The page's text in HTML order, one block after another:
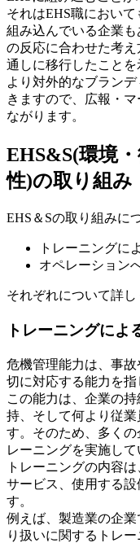
それはEHS職におい
組み込んでいる企業
の反応に合わせた考
通しに移行したこと
より対外的なブラン
きますので、広報・
ながります。
EHS&S(環境
性)の取り組み
EHS＆Sの取り組みに
トレーニングに
オペレーション
それぞれについて詳し
トレーニングによ
危機管理能力は、事
切に対応する能力を指
この能力は、企業の
持、そして何より従
す。そのため、多く
レーニングを実施して
トレーニングの内容
サービス、使用する
す。
例えば、製造業の企
り扱いに関するトレ